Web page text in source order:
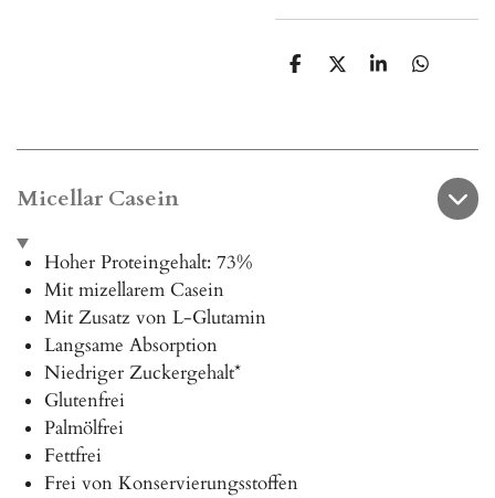
T
e
T
e
T
e
T
e
Micellar Casein
Hoher Proteingehalt: 73%
Mit mizellarem Casein
Mit Zusatz von L-Glutamin
Langsame Absorption
Niedriger Zuckergehalt*
Glutenfrei
Palmölfrei
Fettfrei
Frei von Konservierungsstoffen